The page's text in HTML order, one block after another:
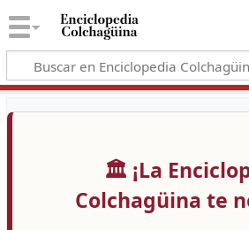
🏛️ ¡La
Colchagüina te